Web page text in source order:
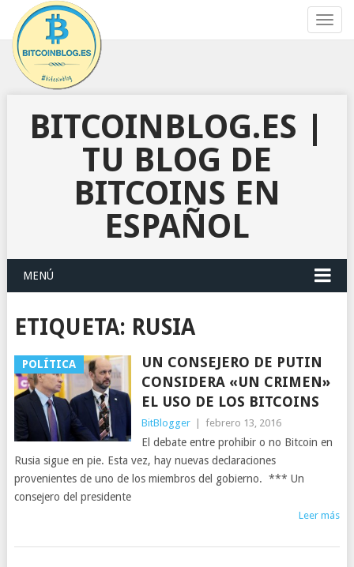
BITCOINBLOG.ES |
TU BLOG DE
BITCOINS EN
ESPAÑOL
MENÚ
ETIQUETA: RUSIA
POLÍTICA
UN CONSEJERO DE PUTIN
CONSIDERA «UN CRIMEN»
EL USO DE LOS BITCOINS
BitBlogger febrero 13, 2016
El debate entre prohibir o no Bitcoin en
Rusia sigue en pie. Esta vez, hay nuevas declaraciones
provenientes de uno de los miembros del gobierno. *** Un
consejero del presidente
Leer más